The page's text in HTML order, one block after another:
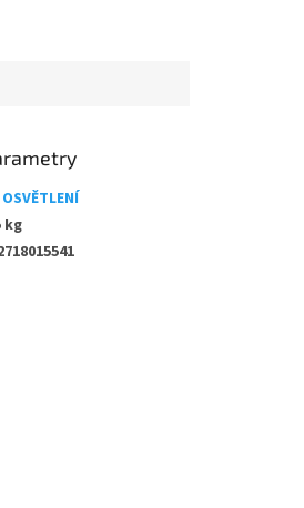
OSVĚTLENÍ
kg